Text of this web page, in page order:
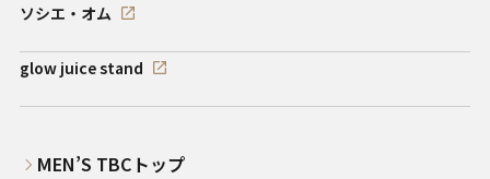
ソシエ・オム
glow juice stand
MEN’S TBCトップ